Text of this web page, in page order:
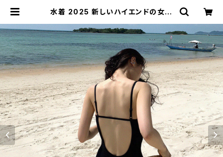
水着 2025 新しいハイエンドの女性
ンダーワンピース超セクシーな痩身純
粋な欲望のスタイル | signal 日本
未入荷勢揃い！全品送料無料です♪